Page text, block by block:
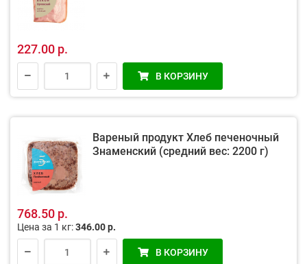
227.00 р.
В КОРЗИНУ
Вареный продукт Хлеб печеночный
Знаменский (средний вес: 2200 г)
768.50 р.
Цена за 1 кг:346.00 р.
В КОРЗИНУ